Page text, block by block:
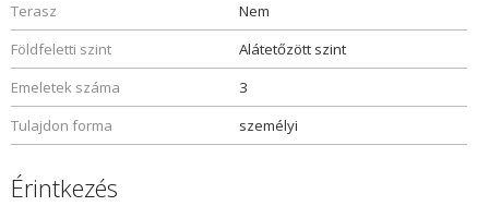
Terasz
Nem
Földfeletti szint
Alátetőzött szint
Emeletek száma
3
Tulajdon forma
személyi
Érintkezés